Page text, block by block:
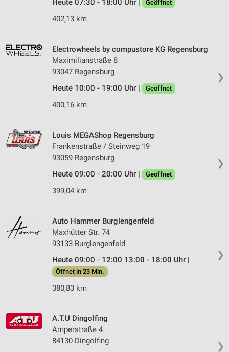
Heute 07:30 - 18:00 Uhr | Geöffnet
402,13 km
❯
Electrowheels by compustore KG Regensburg
Maximilianstraße 8
93047 Regensburg
Heute 10:00 - 19:00 Uhr |
Geöffnet
400,16 km
❯
Louis MEGAShop Regensburg
Frankenstraße / Steinweg 19
93059 Regensburg
Heute 09:00 - 20:00 Uhr |
Geöffnet
399,04 km
❯
Auto Hammer Burglengenfeld
Maxhütter Str. 74
93133 Burglengenfeld
Heute 09:00 - 12:00 13:00 - 18:00 Uhr |
Öffnet in 23 Min.
380,83 km
❯
A.T.U Dingolfing
Amperstraße 4
84130 Dingolfing